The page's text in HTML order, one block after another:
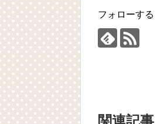
ユン
ハン・
요? 밥블레스
ソン・
キム
フォローする
関連記事